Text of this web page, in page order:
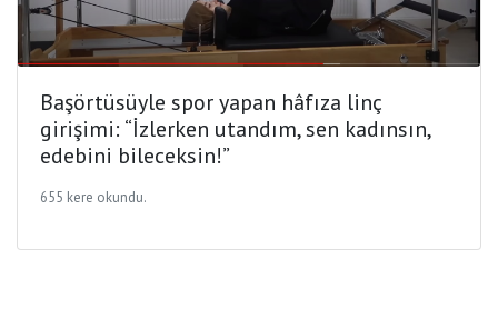
Başörtüsüyle spor yapan hâfıza linç
girişimi: “İzlerken utandım, sen kadınsın,
edebini bileceksin!”
655 kere okundu.